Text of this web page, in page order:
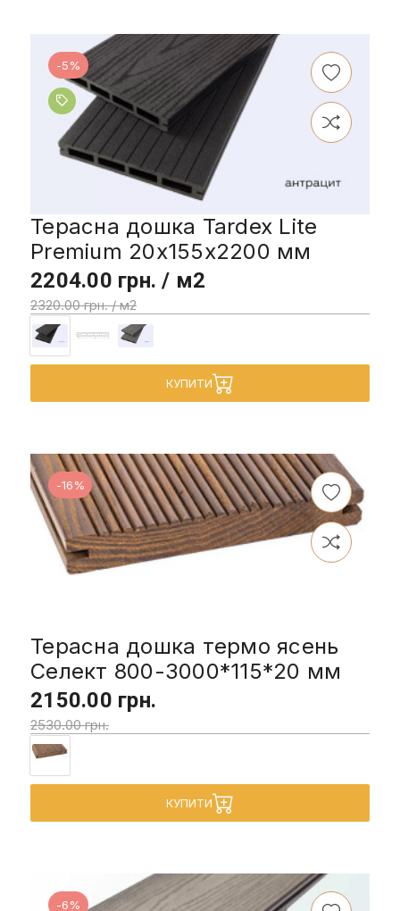
-5%
Терасна дошка Tardex Lite
Premium 20х155х2200 мм
2204.00 грн. / м2
2320.00 грн. / м2
КУПИТИ
-16%
Терасна дошка термо ясень
Селект 800-3000*115*20 мм
2150.00 грн.
2530.00 грн.
КУПИТИ
-6%